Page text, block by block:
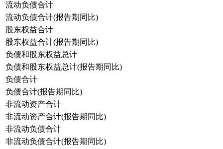
流动负债合计
流动负债合计(报告期同比)
股东权益合计
股东权益合计(报告期同比)
负债和股东权益总计
负债和股东权益总计(报告期同比)
负债合计
负债合计(报告期同比)
非流动资产合计
非流动资产合计(报告期同比)
非流动负债合计
非流动负债合计(报告期同比)